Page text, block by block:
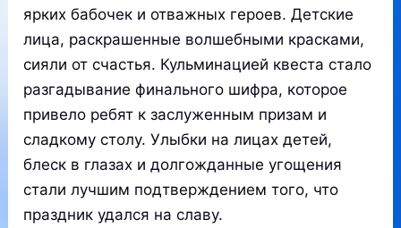
ярких бабочек и отважных героев. Детские
лица, раскрашенные волшебными красками,
сияли от счастья. Кульминацией квеста стало
разгадывание финального шифра, которое
привело ребят к заслуженным призам и
сладкому столу. Улыбки на лицах детей,
блеск в глазах и долгожданные угощения
стали лучшим подтверждением того, что
праздник удался на славу.